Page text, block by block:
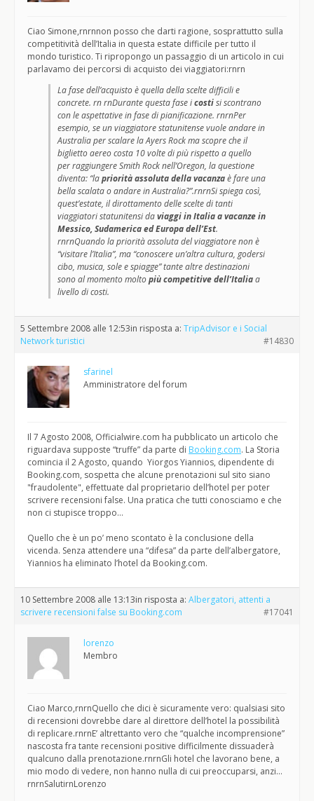
Ciao Simone,rnrnnon posso che darti ragione, sosprattutto sulla
competitività dell’Italia in questa estate difficile per tutto il
mondo turistico. Ti ripropongo un passaggio di un articolo in cui
parlavamo dei percorsi di acquisto dei viaggiatori:rnrn
La fase dell’acquisto è quella della scelte difficili e
concrete. rn rnDurante questa fase icostisi scontrano
con le aspettative in fase di pianificazione. rnrnPer
esempio, se un viaggiatore statunitense vuole andare in
Australia per scalare la Ayers Rock ma scopre che il
biglietto aereo costa 10 volte di più rispetto a quello
per raggiungere Smith Rock nell’Oregon, la questione
diventa: “lapriorità assoluta della vacanzaè fare una
bella scalata o andare in Australia?”.rnrnSi spiega così,
quest’estate, il dirottamento delle scelte di tanti
viaggiatori statunitensi daviaggi in Italia a vacanze in
Messico, Sudamerica ed Europa dell’Est.
rnrnQuando la priorità assoluta del viaggiatore non è
“visitare l’Italia”, ma “conoscere un’altra cultura, godersi
cibo, musica, sole e spiagge” tante altre destinazioni
sono al momento moltopiù competitive dell’Italiaa
livello di costi.
5 Settembre 2008 alle 12:53in risposta a: TripAdvisor e i Social
Network turistici
#14830
sfarinel
Amministratore del forum
Il 7 Agosto 2008, Officialwire.com ha pubblicato un articolo che
riguardava supposte “truffe” da parte di Booking.com. La Storia
comincia il 2 Agosto, quando Yiorgos Yiannios, dipendente di
Booking.com, sospetta che alcune prenotazioni sul sito siano
"fraudolente", effettuate dal proprietario dell’hotel per poter
scrivere recensioni false. Una pratica che tutti conosciamo e che
non ci stupisce troppo…
Quello che è un po’ meno scontato è la conclusione della
vicenda. Senza attendere una “difesa” da parte dell’albergatore,
Yiannios ha eliminato l’hotel da Booking.com.
10 Settembre 2008 alle 13:13in risposta a: Albergatori, attenti a
scrivere recensioni false su Booking.com
#17041
lorenzo
Membro
Ciao Marco,rnrnQuello che dici è sicuramente vero: qualsiasi sito
di recensioni dovrebbe dare al direttore dell’hotel la possibilità
di replicare.rnrnE’ altrettanto vero che “qualche incomprensione”
nascosta fra tante recensioni positive difficilmente dissuaderà
qualcuno dalla prenotazione.rnrnGli hotel che lavorano bene, a
mio modo di vedere, non hanno nulla di cui preoccuparsi, anzi…
rnrnSalutirnLorenzo